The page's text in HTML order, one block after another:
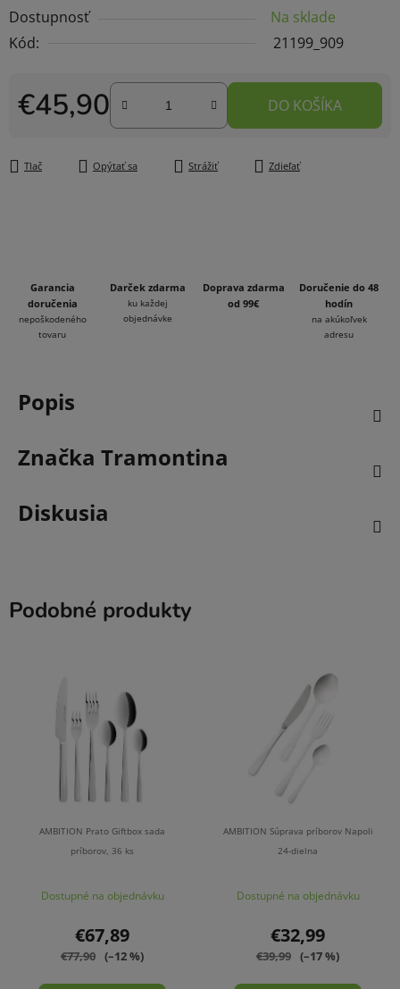
Dostupnosť
Na sklade
Kód:
21199_909
€45,90
Jednotková cena:
DO KOŠÍKA
Tlač Opýtať sa Strážiť Zdieľať
Garancia
doručenia
nepoškodeného
tovaru
Darček zdarma
ku každej
objednávke
Doprava zdarma
od 99€
Doručenie do 48
hodín
na akúkoľvek
adresu
Popis
Značka Tramontina
Diskusia
Podobné produkty
AMBITION Prato Giftbox sada
príborov, 36 ks
Dostupné na objednávku
€67,89
€77,90 (–12 %)
AMBITION Súprava príborov Napoli
24-dielna
Dostupné na objednávku
€32,99
€39,99 (–17 %)